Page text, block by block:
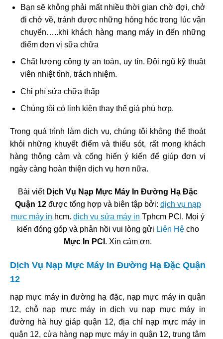
Bạn sẽ không phải mất nhiều thời gian chờ đợi, chở
đi chở về, tránh được những hỏng hóc trong lúc vận
chuyển…..khi khách hàng mang máy in đến những
điểm đơn vị sữa chữa
Chất lượng công ty an toàn, uy tín. Đội ngũ kỹ thuật
viên nhiệt tình, trách nhiệm.
Chi phí sửa chữa thấp
Chúng tôi có linh kiện thay thế giá phù hợp.
Trong quá trình làm dịch vụ, chúng tôi không thể thoát
khỏi những khuyết điểm và thiếu sót, rất mong khách
hàng thông cảm và cống hiến ý kiến để giúp đơn vị
ngày càng hoàn thiện dịch vụ hơn nữa.
Bài viết Dịch Vụ Nạp Mực Máy In Đường Hạ Đặc
Quận 12được tổng hợp và biên tập bởi: dịch vụ nạp
mực máy in hcm. dịch vụ sửa máy in Tphcm PCI. Mọi ý
kiến đóng góp và phản hồi vui lòng gửi Liên Hệcho
Mực In PCI . Xin cảm ơn.
Dịch Vụ Nạp Mực Máy In Đường Hạ Đặc Quận
12
nạp mực máy in đường hạ đặc, nạp mực máy in quận
12, chỗ nạp mực máy in dịch vụ nạp mực máy in
đường hà huy giáp quận 12, địa chỉ nạp mực máy in
quận 12, cửa hàng nạp mực máy in quận 12, trung tâm